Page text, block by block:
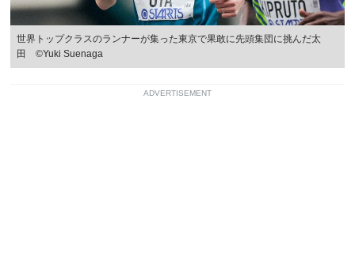
世界トップクラスのランナーが集った東京で果敢に先頭集団に挑んだ太
田 ©Yuki Suenaga
ADVERTISEMENT